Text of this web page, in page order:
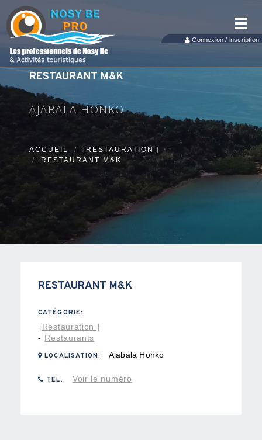
Connexion / inscription
RESTAURANT M&K
AJABALA HONKO
ACCUEIL
[RESTAURATION ]
RESTAURANT M&K
RESTAURANT M&K
CATÉGORIE:
[Restauration ]
- Restaurants
LOCALISATION: Ajabala Honko
TEL: Voir le numéro